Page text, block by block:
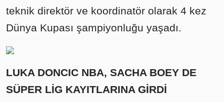
teknik direktör ve koordinatör olarak 4 kez
Dünya Kupası şampiyonluğu yaşadı.
LUKA DONCIC NBA, SACHA BOEY DE
SÜPER LİG KAYITLARINA GİRDİ